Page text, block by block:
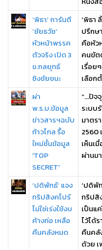
‘พิธา’ การันตี
‘ชัยธวัช’
หัวหน้าพรรค
ตัวจริง เปิด 3
ข.กลยุทธ์
ชิงชัยชนะ
‘พิธา
ปรึกษ
คือหัว
คนขัต
เรื่อย
เลือก
ผ่า
พ.ร.บ.ข้อมูล
ข่าวสารฯฉบับ
ก้าวไกล รื้อ
ใหม่ชั้นข้อมูล
'TOP
SECRET'
“...ปัจ
ระบบ
มาตร
2560
เห็นเ
ผ่านม
‘ปดิพัทธ์’ แจง
ทริปสิงคโปร์
ไม่ใช่เร่งใช้งบ
ค้างท่อ เหลือ
คืนคลังหมด
‘ปดิพั
ทริปสิ
เป็นแ
ไว้ได้
คืนคลั
ด้วย เ